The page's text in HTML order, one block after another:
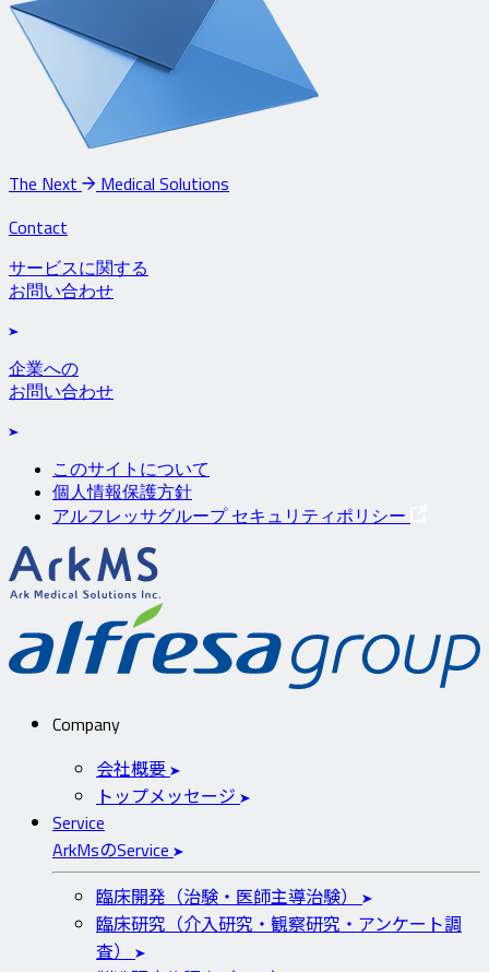
The Next
Medical Solutions
Contact
サービスに関する
お問い合わせ
企業への
お問い合わせ
このサイトについて
個人情報保護方針
アルフレッサグループ セキュリティポリシー
Company
会社概要
トップメッセージ
Service
ArkMsのService
臨床開発（治験・医師主導治験）
臨床研究（介入研究・観察研究・アンケート調
査）